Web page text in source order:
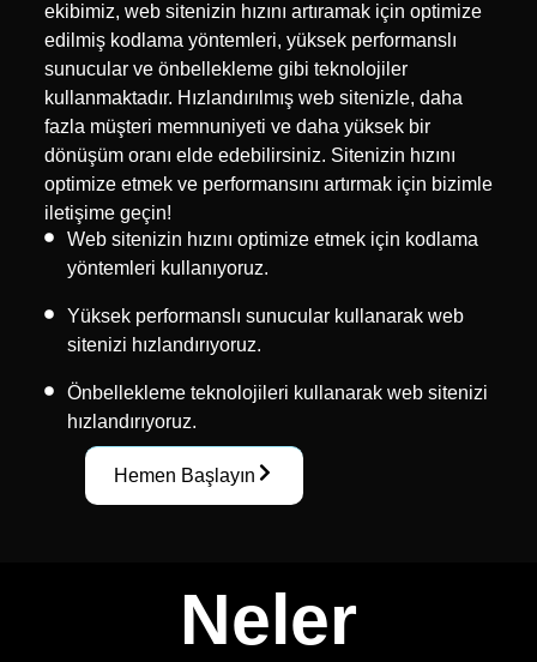
ekibimiz, web sitenizin hızını artıramak için optimize
edilmiş kodlama yöntemleri, yüksek performanslı
sunucular ve önbellekleme gibi teknolojiler
kullanmaktadır. Hızlandırılmış web sitenizle, daha
fazla müşteri memnuniyeti ve daha yüksek bir
dönüşüm oranı elde edebilirsiniz. Sitenizin hızını
optimize etmek ve performansını artırmak için bizimle
iletişime geçin!
Web sitenizin hızını optimize etmek için kodlama
yöntemleri kullanıyoruz.
Yüksek performanslı sunucular kullanarak web
sitenizi hızlandırıyoruz.
Önbellekleme teknolojileri kullanarak web sitenizi
hızlandırıyoruz.
Hemen Başlayın
Neler